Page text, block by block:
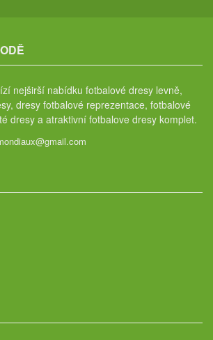
nejširší nabídku fotbalové dresy levně,
dresy fotbalové reprezentace, fotbalové
dresy a atraktivní fotbalove dresy komplet.